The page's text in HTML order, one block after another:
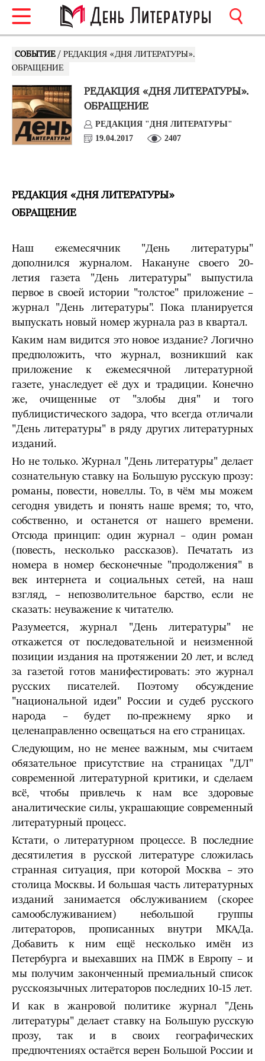
СОБЫТИЕ / РЕДАКЦИЯ «ДНЯ ЛИТЕРАТУРЫ».
ОБРАЩЕНИЕ
РЕДАКЦИЯ «ДНЯ ЛИТЕРАТУРЫ».
ОБРАЩЕНИЕ
РЕДАКЦИЯ "ДНЯ ЛИТЕРАТУРЫ"
19.04.2017
2407
РЕДАКЦИЯ «ДНЯ ЛИТЕРАТУРЫ»
ОБРАЩЕНИЕ
Наш ежемесячник "День литературы"
дополнился журналом. Накануне своего 20-
летия газета "День литературы" выпустила
первое в своей истории "толстое" приложение –
журнал "День литературы". Пока планируется
выпускать новый номер журнала раз в квартал.
Каким нам видится это новое издание? Логично
предположить, что журнал, возникший как
приложение к ежемесячной литературной
газете, унаследует её дух и традиции. Конечно
же, очищенные от "злобы дня" и того
публицистического задора, что всегда отличали
"День литературы" в ряду других литературных
изданий.
Но не только. Журнал "День литературы" делает
сознательную ставку на Большую русскую прозу:
романы, повести, новеллы. То, в чём мы можем
сегодня увидеть и понять наше время; то, что,
собственно, и останется от нашего времени.
Отсюда принцип: один журнал – один роман
(повесть, несколько рассказов). Печатать из
номера в номер бесконечные "продолжения" в
век интернета и социальных сетей, на наш
взгляд, – непозволительное барство, если не
сказать: неуважение к читателю.
Разумеется, журнал "День литературы" не
откажется от последовательной и неизменной
позиции издания на протяжении 20 лет, и вслед
за газетой готов манифестировать: это журнал
русских писателей. Поэтому обсуждение
"национальной идеи" России и судеб русского
народа – будет по-прежнему ярко и
целенаправленно освещаться на его страницах.
Следующим, но не менее важным, мы считаем
обязательное присутствие на страницах "ДЛ"
современной литературной критики, и сделаем
всё, чтобы привлечь к нам все здоровые
аналитические силы, украшающие современный
литературный процесс.
Кстати, о литературном процессе. В последние
десятилетия в русской литературе сложилась
странная ситуация, при которой Москва – это
столица Москвы. И большая часть литературных
изданий занимается обслуживанием (скорее
самообслуживанием) небольшой группы
литераторов, прописанных внутри МКАДа.
Добавить к ним ещё несколько имён из
Петербурга и выехавших на ПМЖ в Европу – и
мы получим законченный премиальный список
русскоязычных литераторов последних 10-15 лет.
И как в жанровой политике журнал "День
литературы" делает ставку на Большую русскую
прозу, так и в своих географических
предпочтениях остаётся верен Большой России и